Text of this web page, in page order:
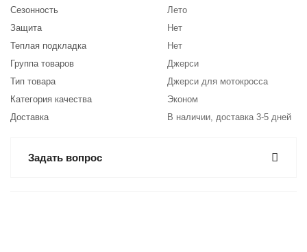
Сезонность
Лето
Защита
Нет
Теплая подкладка
Нет
Группа товаров
Джерси
Тип товара
Джерси для мотокросса
Категория качества
Эконом
Доставка
В наличии, доставка 3-5 дней
Задать вопрос